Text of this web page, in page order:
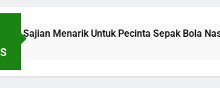
Untuk Pecinta Sepak Bola Nasional